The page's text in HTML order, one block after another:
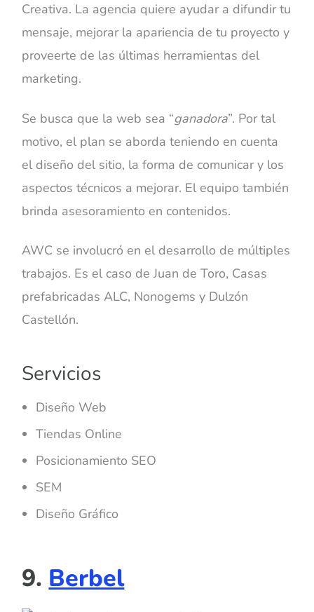
Creativa. La agencia quiere ayudar a difundir tu
mensaje, mejorar la apariencia de tu proyecto y
proveerte de las últimas herramientas del
marketing.
Se busca que la web sea “ganadora”. Por tal
motivo, el plan se aborda teniendo en cuenta
el diseño del sitio, la forma de comunicar y los
aspectos técnicos a mejorar. El equipo también
brinda asesoramiento en contenidos.
AWC se involucró en el desarrollo de múltiples
trabajos. Es el caso de Juan de Toro, Casas
prefabricadas ALC, Nonogems y Dulzón
Castellón.
Servicios
Diseño Web
Tiendas Online
Posicionamiento SEO
SEM
Diseño Gráfico
9. Berbel